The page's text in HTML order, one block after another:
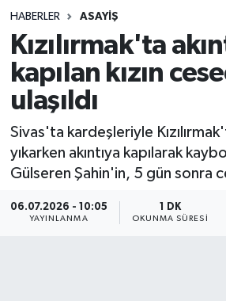
HABERLER ASAYIŞ
Kızılırmak'ta
kapılan kızın
ulaşıldı
Sivas'ta kardeşleriyle
yıkarken akıntıya kapılarak
Gülseren Şahin'in, 5 gün sonra
06.07.2026 - 10:05
YAYINLANMA
1 DK
OKUNMA SÜRESI
Spor
Teknoloji
Yaşam